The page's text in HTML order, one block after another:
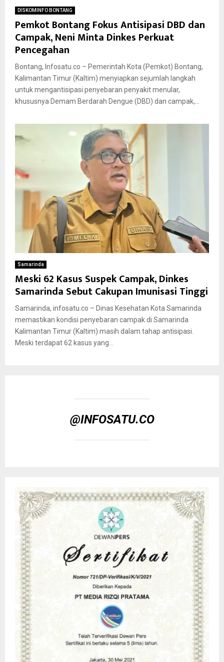
DISKOMINFO BONTANG
Pemkot Bontang Fokus Antisipasi DBD dan
Campak, Neni Minta Dinkes Perkuat
Pencegahan
Bontang, Infosatu.co – Pemerintah Kota (Pemkot) Bontang,
Kalimantan Timur (Kaltim) menyiapkan sejumlah langkah
untuk mengantisipasi penyebaran penyakit menular,
khususnya Demam Berdarah Dengue (DBD) dan campak,...
Samarinda
Meski 62 Kasus Suspek Campak, Dinkes
Samarinda Sebut Cakupan Imunisasi Tinggi
Samarinda, infosatu.co – Dinas Kesehatan Kota Samarinda
memastikan kondisi penyebaran campak di Samarinda
Kalimantan Timur (Kaltim) masih dalam tahap antisipasi.
Meski terdapat 62 kasus yang...
@INFOSATU.CO